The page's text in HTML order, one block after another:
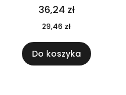
36,24 zł
29,46 zł
Do koszyka